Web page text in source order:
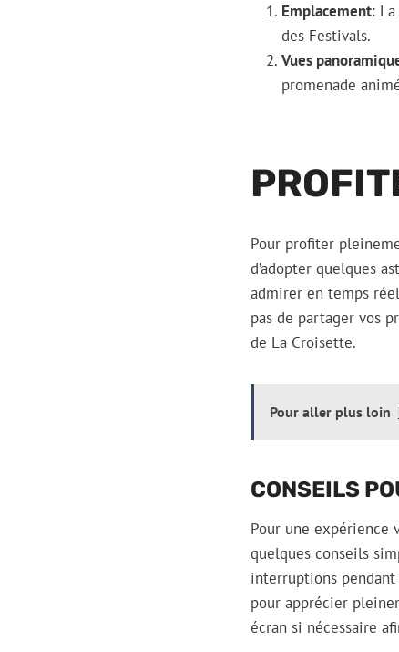
Emplacement:
des Festivals.
Vues
promenade
Pour profiter
d’adopter quelques
admirer en temps
pas de partager vos
de La Croisette.
Pour aller plus loin
CONSEILS
Pour une expérience
quelques conseils
interruptions
pour apprécier
écran si nécessaire